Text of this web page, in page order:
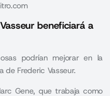
beneficiará a
podrían mejorar en la
de Frederic Vasseur.
Gene, que trabaja como